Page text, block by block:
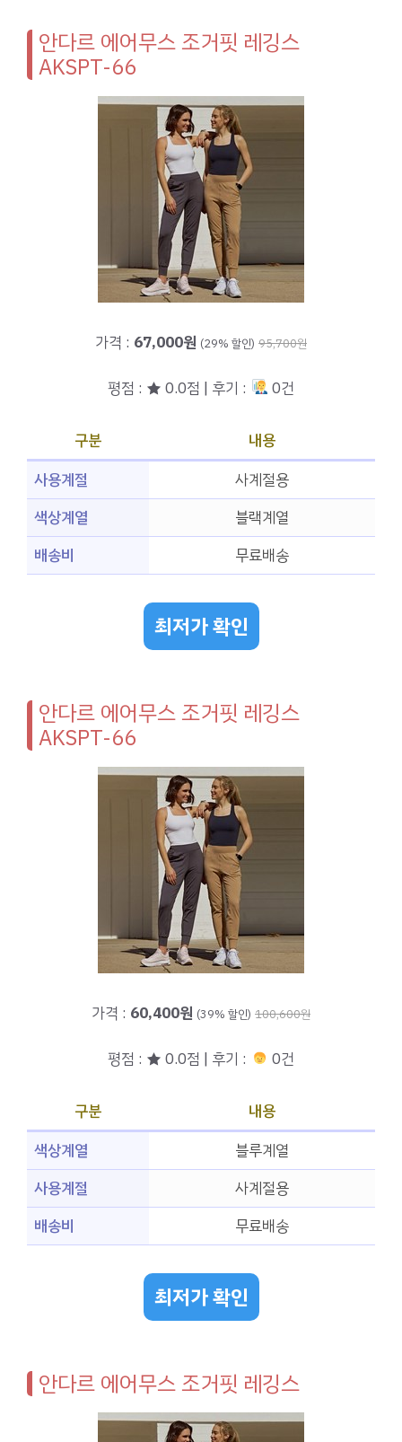
안다르 에어무스 조거핏 레깅스
AKSPT-66
가격 : 67,000원 (29% 할인) 95,700원
평점 : ★ 0.0점 | 후기 : 0건
구분
내용
사용계절
사계절용
색상계열
블랙계열
배송비
무료배송
최저가 확인
안다르 에어무스 조거핏 레깅스
AKSPT-66
가격 : 60,400원 (39% 할인) 100,600원
평점 : ★ 0.0점 | 후기 : 0건
구분
내용
색상계열
블루계열
사용계절
사계절용
배송비
무료배송
최저가 확인
안다르 에어무스 조거핏 레깅스